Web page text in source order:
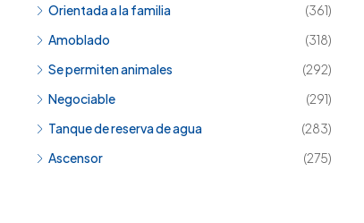
Orientada a la familia
(361)
Amoblado
(318)
Se permiten animales
(292)
Negociable
(291)
Tanque de reserva de agua
(283)
Ascensor
(275)